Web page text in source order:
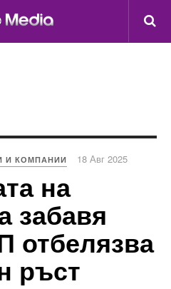
И КОМПАНИИ 18 Авг 2025
на
забавя
отбелязва
ръст